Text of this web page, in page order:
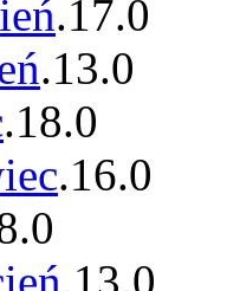
.17.0
.13.0
.18.0
.16.0
.0
.13.0